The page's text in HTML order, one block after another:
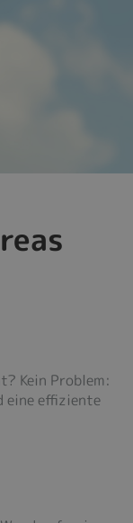
Kein Problem:
eine effiziente